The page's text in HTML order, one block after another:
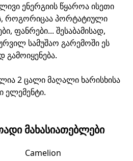
ენერგიის წყაროა ისეთი
როგორიცაა პორტატიული
ფანრები... შესაბამისად,
სამუშაო გარემოში ეს
2 ცალი მაღალი ხარისხისა
ელემენტი.
ᲛᲐᲮᲐᲡᲘᲐᲗᲔᲑᲚᲔᲑᲘ
Camelion